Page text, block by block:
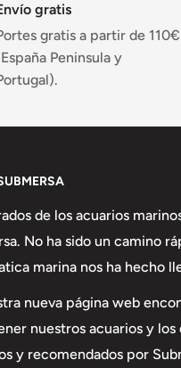
Alta precisión
en la
pruebas por kit
, lo que
del
Control preciso de nitratos
Evita niveles elevados
que
Rápido y sencillo de usar ,
gratis
gratis a partir de 110€
Peninsula y
de los acuarios
No ha sido un camino
marina nos ha hecho
nueva página web
nuestros acuarios y
y recomendados por